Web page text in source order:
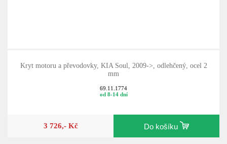
Kryt motoru a převodovky, KIA Soul, 2009->, odlehčený, ocel 2
mm
69.11.1774
od 8-14 dní
3 726,- Kč Do košíku